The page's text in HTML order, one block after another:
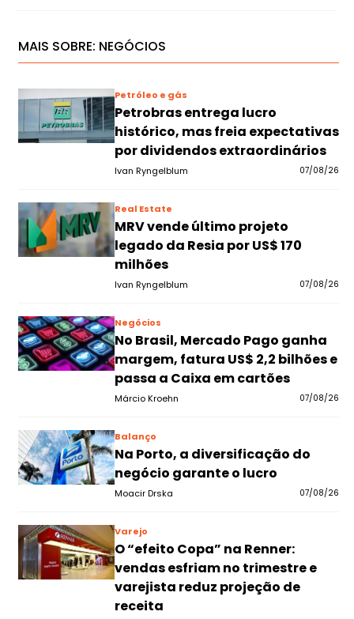
MAIS SOBRE: NEGÓCIOS
Petróleo e gás
Petrobras entrega lucro
histórico, mas freia expectativas
por dividendos extraordinários
Ivan Ryngelblum 07/08/26
Real Estate
MRV vende último projeto
legado da Resia por US$ 170
milhões
Ivan Ryngelblum 07/08/26
Negócios
No Brasil, Mercado Pago ganha
margem, fatura US$ 2,2 bilhões e
passa a Caixa em cartões
Márcio Kroehn 07/08/26
Balanço
Na Porto, a diversificação do
negócio garante o lucro
Moacir Drska 07/08/26
Varejo
O “efeito Copa” na Renner:
vendas esfriam no trimestre e
varejista reduz projeção de
receita